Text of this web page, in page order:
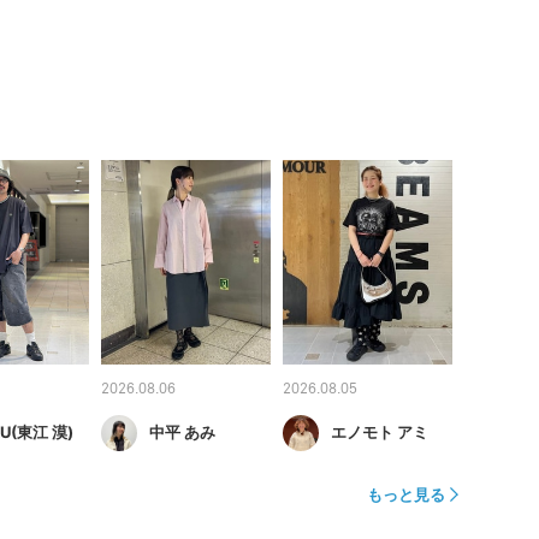
東江 漠)
2026.08.06
中平 あみ
2026.08.05
エノモト アミ
もっと見る